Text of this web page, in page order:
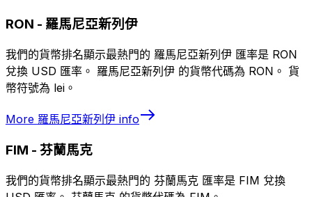
RON - 羅馬尼亞新列伊
我們的貨幣排名顯示最熱門的 羅馬尼亞新列伊 匯率是 RON
兌換 USD 匯率。 羅馬尼亞新列伊 的貨幣代碼為 RON。 貨
幣符號為 lei。
More 羅馬尼亞新列伊 info
FIM - 芬蘭馬克
我們的貨幣排名顯示最熱門的 芬蘭馬克 匯率是 FIM 兌換